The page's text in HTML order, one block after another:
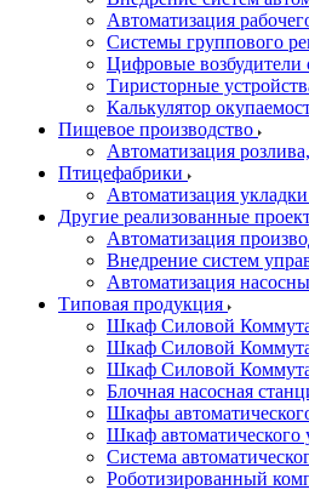
Автоматизация
Системы группового
Цифровые возбудители
Тиристорные
Калькулятор
Пищевое производство
Автоматизация
Птицефабрики
Автоматизация
Другие реализованные
Автоматизация
Внедрение систем
Автоматизация
Типовая продукция
Шкаф Силовой
Шкаф Силовой
Шкаф Силовой
Блочная насосная
Шкафы
Шкаф
Система
Роботизированный